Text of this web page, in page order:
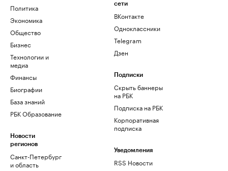
Политика
Экономика
Общество
Бизнес
Технологии и
медиа
Финансы
Биографии
База знаний
РБК Образование
Новости
регионов
Санкт-Петербург
и область
сети
ВКонтакте
Одноклассники
Telegram
Дзен
Подписки
Скрыть баннеры
на РБК
Подписка на РБК
Корпоративная
подписка
Уведомления
RSS Новости